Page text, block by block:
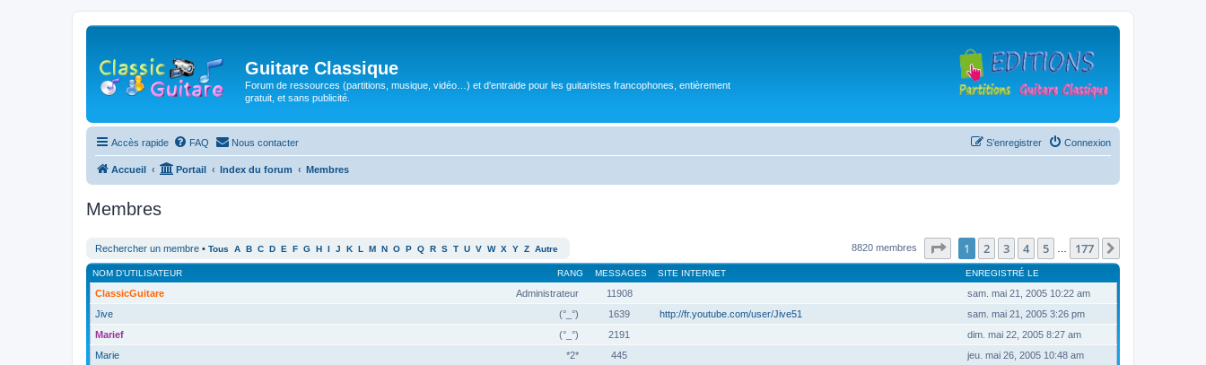
Guitare Classique
Forum de ressources (partitions, musique, vidéo…) et d'entraide pour les guitaristes francophones, entièrement
gratuit, et sans publicité.
Accès rapide FAQ Nous contacter Connexion
S’enregistrer
Accueil Portail Index du forum Membres
Membres
Rechercher un membre • Tous A B C D E F G H I J K L M N O P Q R S T U V W X Y Z Autre 8820 membres Page sur177
1 2 3 4 5 177
RANG
NOM D’UTILISATEUR MESSAGES SITE INTERNET ENREGISTRÉ LE
Administrateur
ClassicGuitare 11908
sam. mai 21, 2005 10:22 am
(°_°)
Jive 1639 http://fr.youtube.com/user/Jive51
sam. mai 21, 2005 3:26 pm
(°_°)
Marief 2191
dim. mai 22, 2005 8:27 am
*2*
Marie 445
jeu. mai 26, 2005 10:48 am